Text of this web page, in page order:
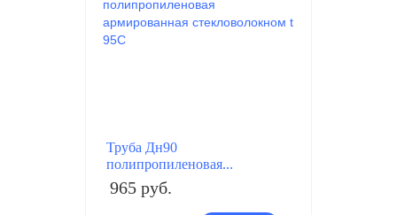
Труба Дн90
полипропиленовая...
965 руб.